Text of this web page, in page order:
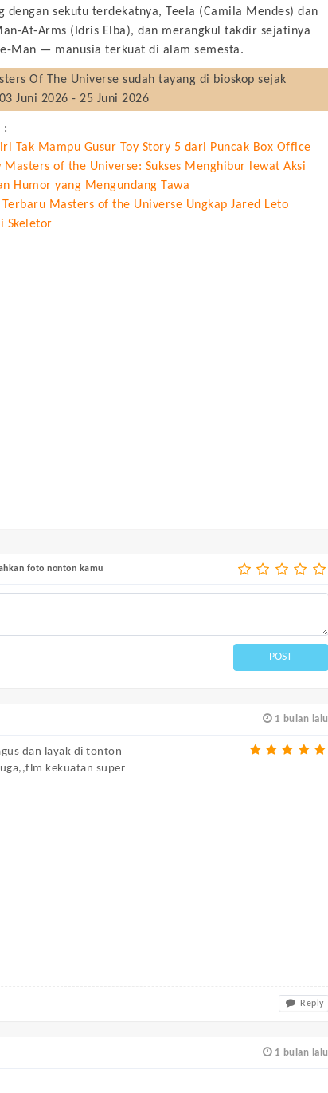
dengan sekutu terdekatnya, Teela (Camila Mendes) dan
At-Arms (Idris Elba), dan merangkul takdir sejatinya
Man — manusia terkuat di alam semesta.
Of The Universe sudah tayang di bioskop sejak
Juni 2026 - 25 Juni 2026
:
Tak Mampu Gusur Toy Story 5 dari Puncak Box Office
Masters of the Universe: Sukses Menghibur lewat Aksi
Humor yang Mengundang Tawa
Masters of the Universe Ungkap Jared Leto
Skeletor
foto nonton kamu
POST
1 bulan lalu
dan layak di tonton
kekuatan super
Reply
1 bulan lalu